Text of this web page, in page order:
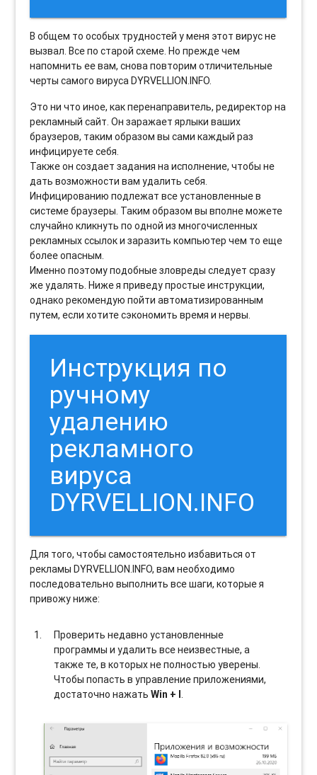
В общем то особых трудностей у меня этот вирус не
вызвал. Все по старой схеме. Но прежде чем
напомнить ее вам, снова повторим отличительные
черты самого вируса DYRVELLION.INFO.
Это ни что иное, как перенаправитель, редиректор на
рекламный сайт. Он заражает ярлыки ваших
браузеров, таким образом вы сами каждый раз
инфицируете себя.
Также он создает задания на исполнение, чтобы не
дать возможности вам удалить себя.
Инфицированию подлежат все установленные в
системе браузеры. Таким образом вы вполне можете
случайно кликнуть по одной из многочисленных
рекламных ссылок и заразить компьютер чем то еще
более опасным.
Именно поэтому подобные зловреды следует сразу
же удалять. Ниже я приведу простые инструкции,
однако рекомендую пойти автоматизированным
путем, если хотите сэкономить время и нервы.
Инструкция по
ручному
удалению
рекламного
вируса
DYRVELLION.INFO
Для того, чтобы самостоятельно избавиться от
рекламы DYRVELLION.INFO, вам необходимо
последовательно выполнить все шаги, которые я
привожу ниже:
Проверить недавно установленные
программы и удалить все неизвестные, а
также те, в которых не полностью уверены.
Чтобы попасть в управление приложениями,
достаточно нажатьWin + I.